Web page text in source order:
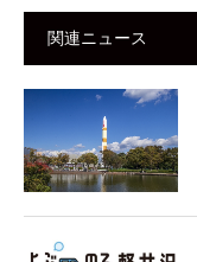
関連ニュース